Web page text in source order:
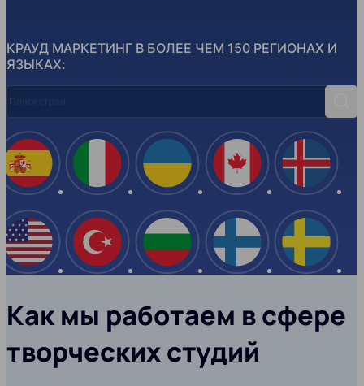
КРАУД МАРКЕТИНГ В БОЛЕЕ ЧЕМ 150 РЕГИОНАХ И
ЯЗЫКАХ:
Испания
США
Италия
Турция
Украина
Болгария
Канада
Финляндия
Как мы работаем в сфере
творческих студий